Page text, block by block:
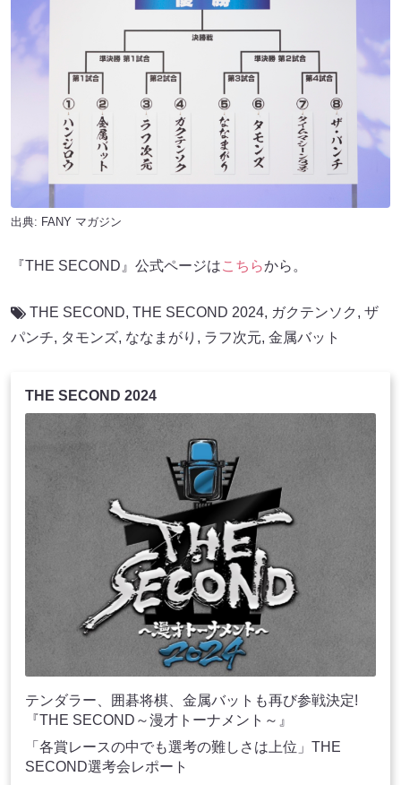
出典: FANY マガジン
『THE SECOND』公式ページはこちらから。
THE SECOND, THE SECOND 2024, ガクテンソク , ザ
パンチ, タモンズ, ななまがり , ラフ次元, 金属バット
THE SECOND 2024
テンダラー、囲碁将棋、金属バットも再び参戦決定!
『THE SECOND～漫才トーナメント～』
「各賞レースの中でも選考の難しさは上位」THE
SECOND選考会レポート